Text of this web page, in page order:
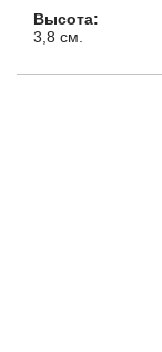
Высота:
3,8 см.